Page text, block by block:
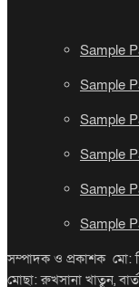
Sample
Sample
Sample
Sample
Sample
Sample
সম্পাদক ও প্রকাশক মো:
মোছা: রুখসানা খাতুন,